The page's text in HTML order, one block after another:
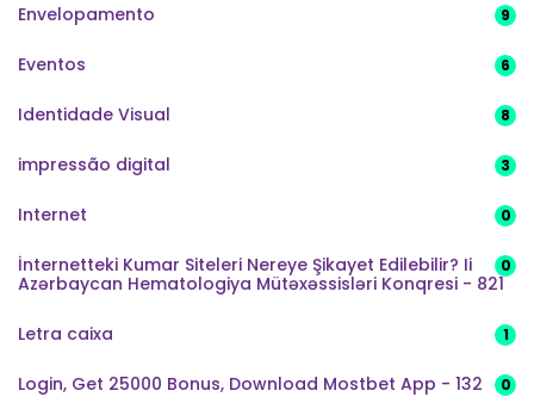
Envelopamento 9
Eventos 6
Identidade Visual 8
impressão digital 3
Internet 0
İnternetteki Kumar Siteleri Nereye Şikayet Edilebilir? Ii
Azərbaycan Hematologiya Mütəxəssisləri Konqresi - 821
0
Letra caixa 1
Login, Get 25000 Bonus, Download Mostbet App - 132 0